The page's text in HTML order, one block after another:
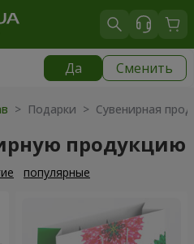
Да Сменить
> Подарки > Сувенирная
продукцию
популярные